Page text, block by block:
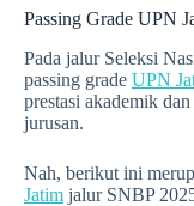
Passing Grade UPN
Pada jalur Seleksi
passing grade UPN
prestasi akademik
jurusan.
Nah, berikut ini
Jatim jalur SNBP